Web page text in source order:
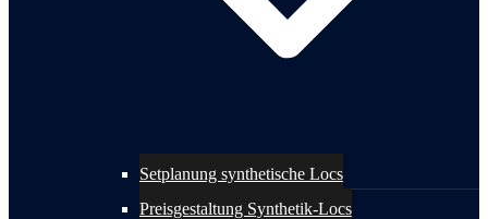
Setplanung synthetische Locs
Preisgestaltung Synthetik-Locs